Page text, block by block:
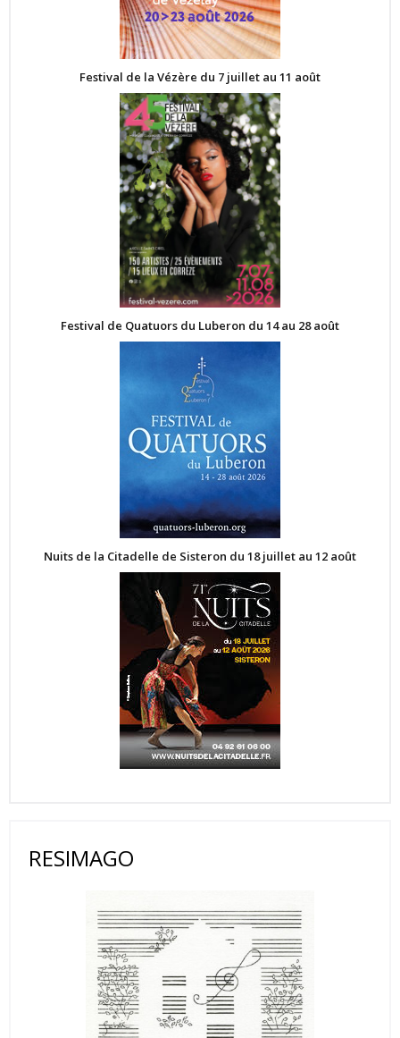
Festival de la Vézère du 7 juillet au 11 août
Festival de Quatuors du Luberon du 14 au 28 août
Nuits de la Citadelle de Sisteron du 18 juillet au 12 août
RESIMAGO